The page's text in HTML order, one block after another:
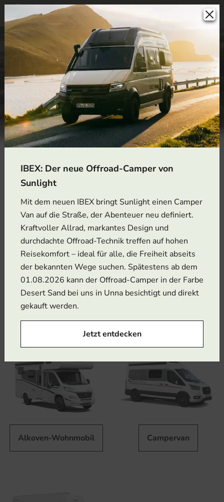
Was suchen Sie?
Vollintegrierte
Wohnmobile
Teilintegrierte
Alkoven-Wohnmobil Campervan
IBEX: Der neue Offroad-Camper von
Sunlight
Mit dem neuen IBEX bringt Sunlight einen Camper
Van auf die Straße, der Abenteuer neu definiert.
Kraftvoller Allrad, markantes Design und
durchdachte Offroad-Technik treffen auf hohen
Reisekomfort – ideal für alle, die Freiheit abseits
der bekannten Wege suchen. Spätestens ab dem
01.08.2026 kann der Offroad-Camper in der Farbe
Desert Sand bei uns in Unna besichtigt und direkt
gekauft werden.
Jetzt entdecken